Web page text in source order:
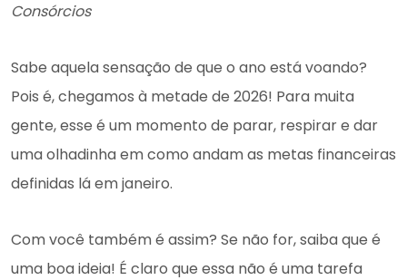
Consórcios
Sabe aquela sensação de que o ano está voando?
Pois é, chegamos à metade de 2026! Para muita
gente, esse é um momento de parar, respirar e dar
uma olhadinha em como andam as metas financeiras
definidas lá em janeiro.
Com você também é assim? Se não for, saiba que é
uma boa ideia! É claro que essa não é uma tarefa